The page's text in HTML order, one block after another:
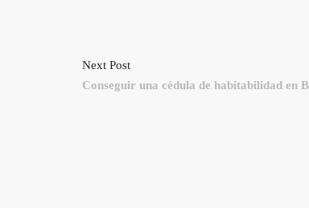
Next Post
Conseguir una cédula de habitabilidad en